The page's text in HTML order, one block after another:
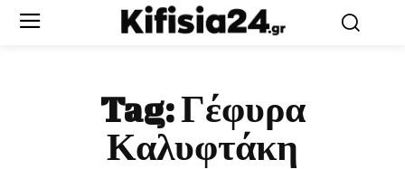
Tag:Γέφυρα
Καλυφτάκη